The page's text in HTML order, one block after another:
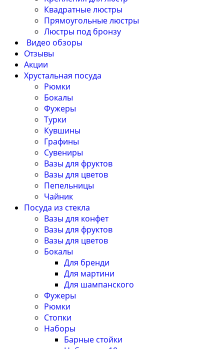
Квадратные люстры
Прямоугольные люстры
Люстры под бронзу
Видео обзоры
Отзывы
Акции
Хрустальная посуда
Рюмки
Бокалы
Фужеры
Турки
Кувшины
Графины
Сувениры
Вазы для фруктов
Вазы для цветов
Пепельницы
Чайник
Посуда из стекла
Вазы для конфет
Вазы для фруктов
Вазы для цветов
Бокалы
Для бренди
Для мартини
Для шампанского
Фужеры
Рюмки
Стопки
Наборы
Барные стойки